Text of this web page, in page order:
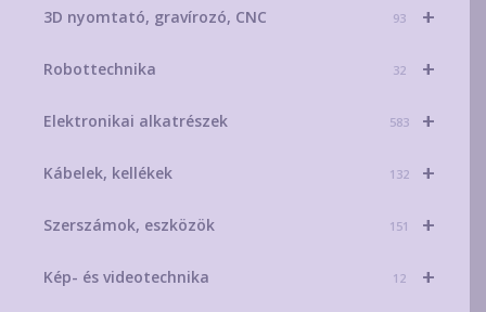
+
3D nyomtató, gravírozó, CNC 93
+
Robottechnika 32
+
Elektronikai alkatrészek 583
+
Kábelek, kellékek 132
+
Szerszámok, eszközök 151
+
Kép- és videotechnika 12